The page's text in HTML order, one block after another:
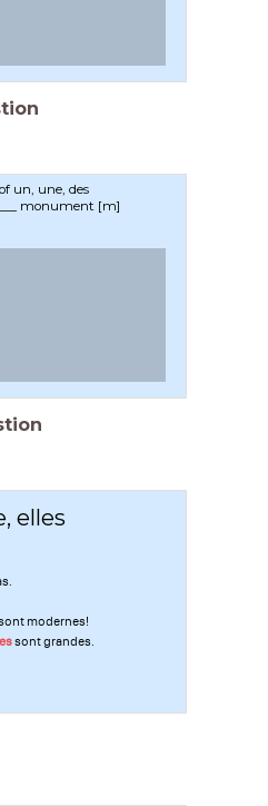
un, une, des
monument [m]
elles
modernes!
sont grandes.